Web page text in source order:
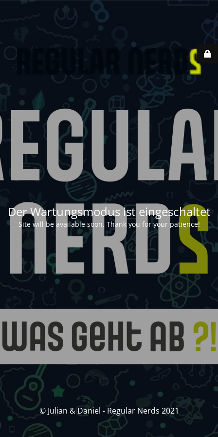
Der Wartungsmodus ist eingeschaltet
Site will be available soon. Thank you for your patience!
© Julian & Daniel - Regular Nerds 2021